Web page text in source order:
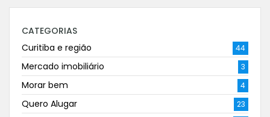
CATEGORIAS
Curitiba e região
44
Mercado imobiliário 3
Morar bem 4
Quero Alugar 23